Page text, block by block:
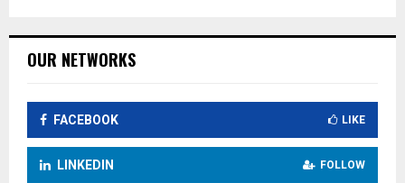
OUR NETWORKS
FACEBOOK LIKE
LINKEDIN FOLLOW